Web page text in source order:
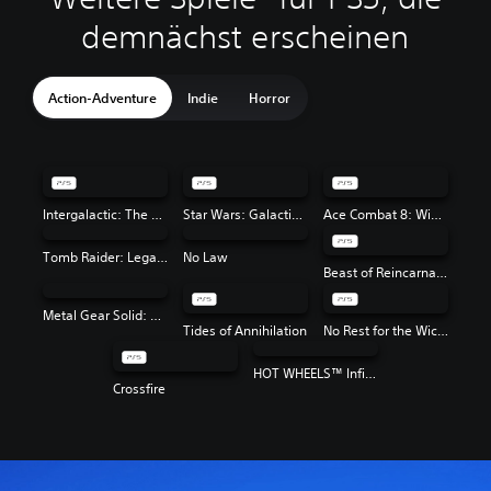
demnächst erscheinen
Action-Adventure Indie Horror
Intergalactic: The Heretic Prophet Star Wars: Galactic Racer™ Ace Combat 8: Wings of Theve
Tomb Raider: Legacy of Atlantis
No Law
Beast of Reincarnation
Metal Gear Solid: Master Collection Vol. 2
Tides of Annihilation
No Rest for the Wicked
Crossfire
HOT WHEELS™ Infinite Rush